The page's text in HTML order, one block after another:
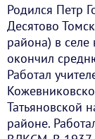
Родился Петр
Десятово
района) в селе
окончил
Работал
Татьяновской
районе.